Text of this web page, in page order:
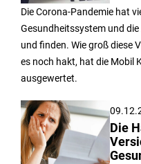
Die Corona-Pandemie hat
Gesundheitssystem und
und finden. Wie groß diese
es noch hakt, hat die Mobil
ausgewertet.
Die